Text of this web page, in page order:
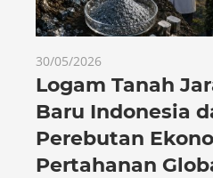
30/05/2026
Logam Tanah
Baru Indonesia
Perebutan
Pertahanan